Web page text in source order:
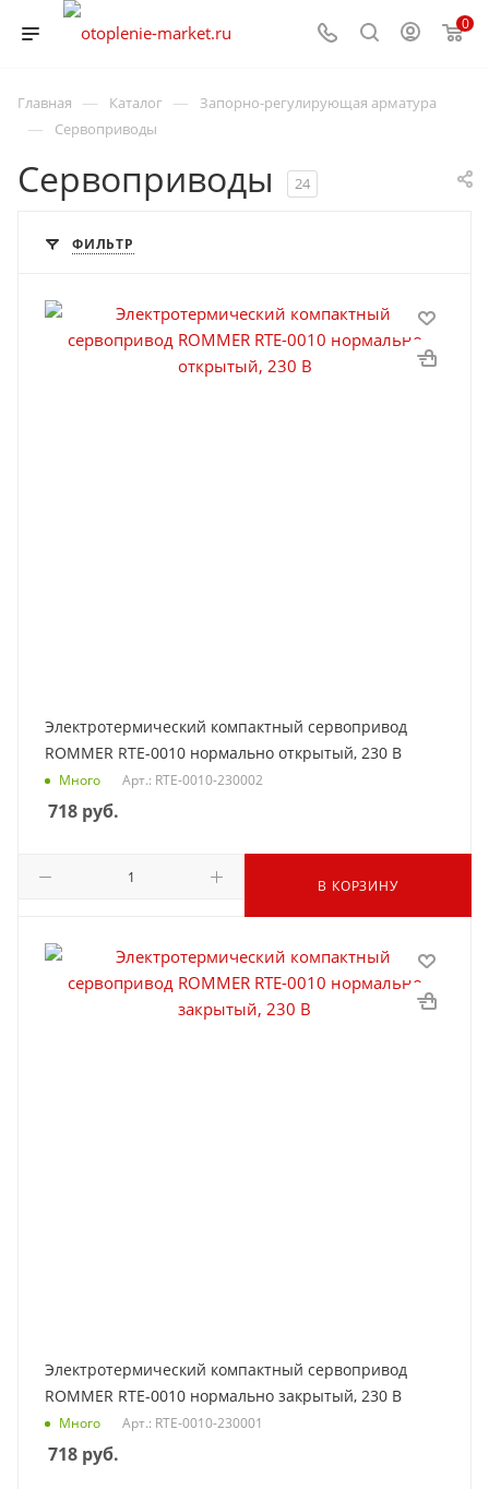
0
Главная — Каталог — Запорно-регулирующая арматура
— Сервоприводы
Сервоприводы 24
ФИЛЬТР
Электротермический компактный сервопривод
ROMMER RTE-0010 нормально открытый, 230 В
Много Арт.: RTE-0010-230002
718 руб.
В КОРЗИНУ
Электротермический компактный сервопривод
ROMMER RTE-0010 нормально закрытый, 230 В
Много Арт.: RTE-0010-230001
718 руб.